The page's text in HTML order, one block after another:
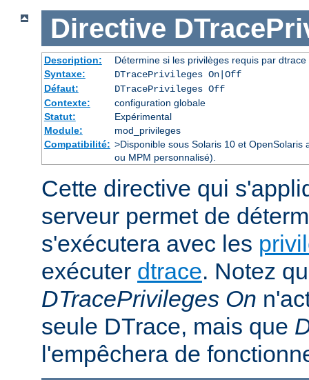
Directive
Description:
Détermine si les privilèges requis par
Syntaxe:
DTracePrivileges On|Off
Défaut:
DTracePrivileges Off
Contexte:
configuration globale
Statut:
Expérimental
Module:
mod_privileges
Compatibilité: >Disponible sous Solaris 10 et
ou MPM personnalisé).
Cette directive qui
serveur permet de
s'exécutera avec les
exécuter dtrace. Notez
DTracePrivileges On
seule DTrace, mais que
l'empêchera de